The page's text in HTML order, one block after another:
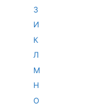
З
И
К
Л
М
Н
О